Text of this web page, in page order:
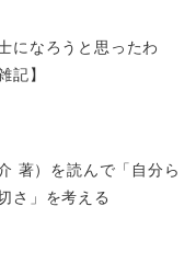
になろうと思ったわ
記】
著）を読んで「自分ら
さ」を考える